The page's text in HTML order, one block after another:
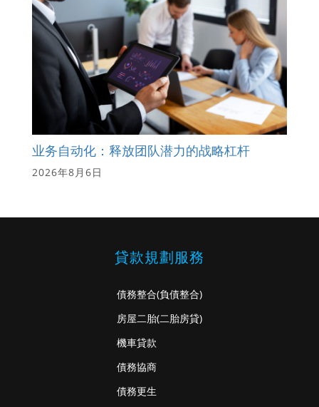
业务自动化：释放团队潜力的战略杠杆
2026年8月6日
貸款規劃服務
債務整合(負債整合)
房屋二胎(二胎房貸)
機車貸款
債務協商
債務更生